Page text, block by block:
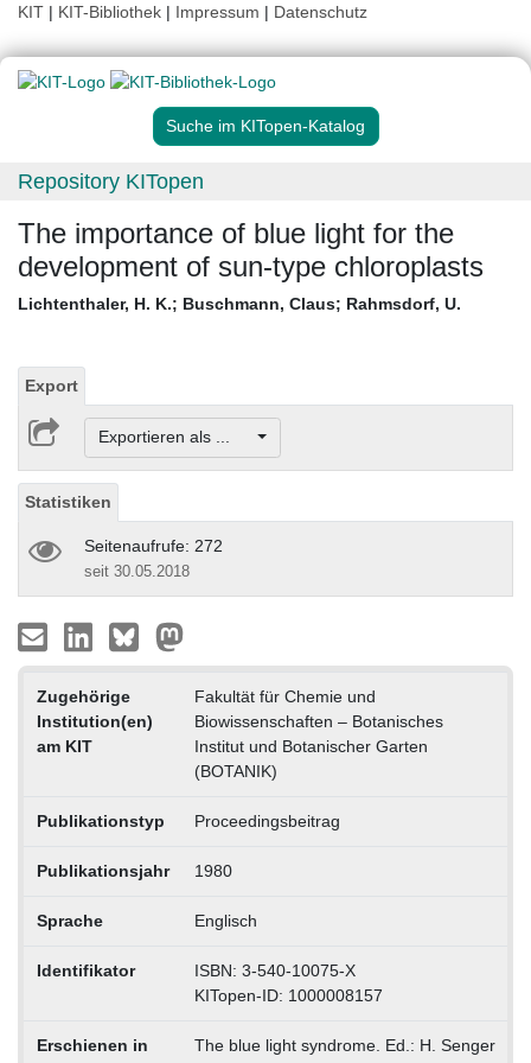
KIT | KIT-Bibliothek | Impressum | Datenschutz
Suche im KITopen-Katalog
Repository KITopen
The importance of blue light for the
development of sun-type chloroplasts
Lichtenthaler, H. K.; Buschmann, Claus; Rahmsdorf, U.
Export
Exportieren als ...
Statistiken
Seitenaufrufe: 272
seit 30.05.2018
Zugehörige
Institution(en)
am KIT
Fakultät für Chemie und
Biowissenschaften – Botanisches
Institut und Botanischer Garten
(BOTANIK)
Publikationstyp Proceedingsbeitrag
Publikationsjahr 1980
Sprache Englisch
Identifikator
ISBN: 3-540-10075-X
KITopen-ID: 1000008157
Erschienen in The blue light syndrome. Ed.: H. Senger